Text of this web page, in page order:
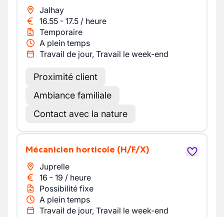
Jalhay
16.55 - 17.5 / heure
Temporaire
A plein temps
Travail de jour, Travail le week-end
Proximité client
Ambiance familiale
Contact avec la nature
Mécanicien horticole (H/F/X)
Juprelle
16 - 19 / heure
Possibilité fixe
A plein temps
Travail de jour, Travail le week-end